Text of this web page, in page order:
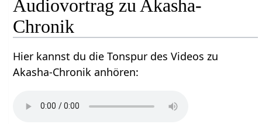
Audiovortrag zu Akasha-
Chronik
Hier kannst du die Tonspur des Videos zu
Akasha-Chronik anhören: